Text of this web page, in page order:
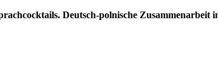
Deutsch-polnische Zusammenarbeit